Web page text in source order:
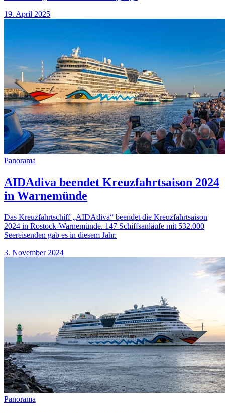
19. April 2025
Panorama
AIDAdiva beendet Kreuzfahrtsaison 2024
in Warnemünde
Das Kreuzfahrtschiff „AIDAdiva“ beendet die Kreuzfahrtsaison
2024 in Rostock-Warnemünde. 147 Schiffsanläufe mit 532.000
Seereisenden gab es in diesem Jahr.
3. November 2024
Panorama